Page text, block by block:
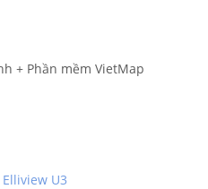
+ Phần mềm VietMap
U3